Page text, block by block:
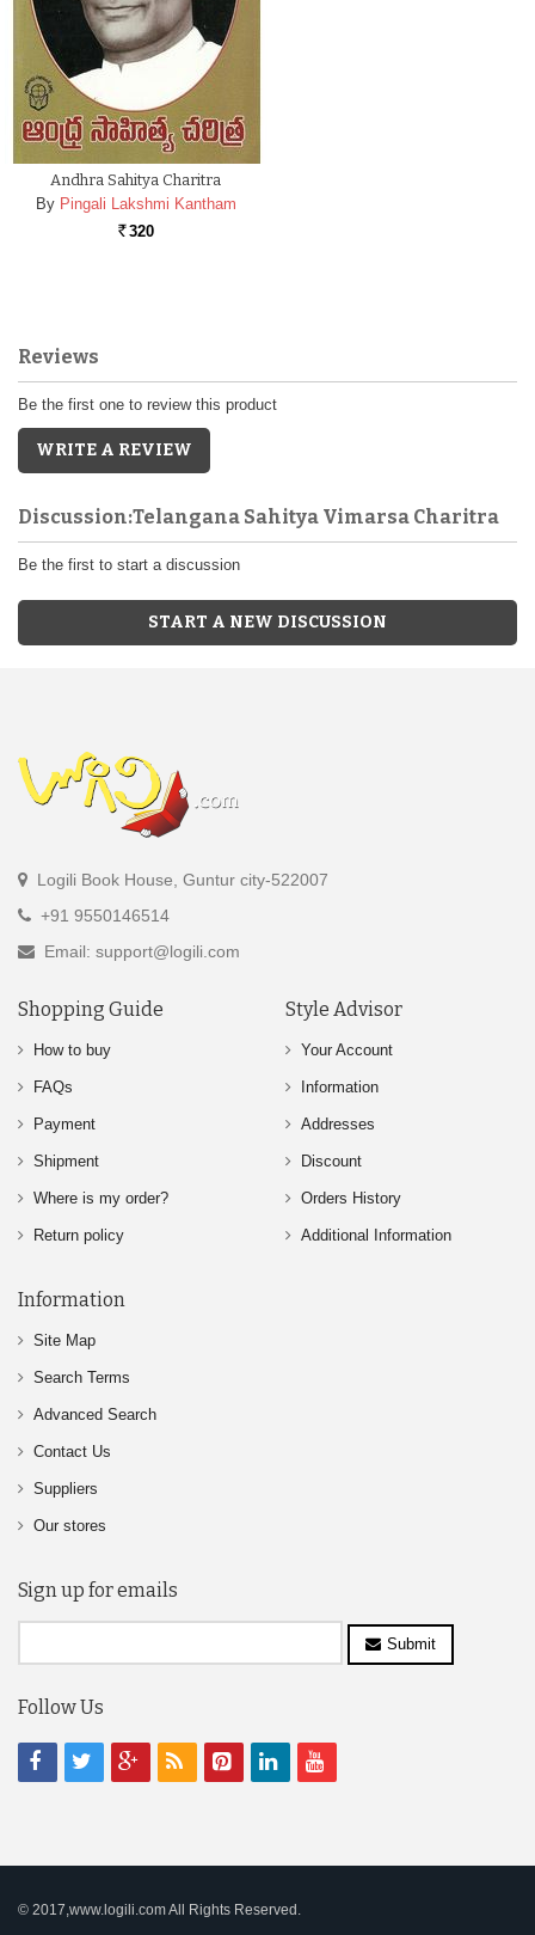
Andhra Sahitya Charitra
By Pingali Lakshmi Kantham
Rs. 320
Reviews
Be the first one to review this product
WRITE A REVIEW
Discussion:Telangana Sahitya Vimarsa Charitra
Be the first to start a discussion
START A NEW DISCUSSION
Logili Book House, Guntur city-522007
+91 9550146514
Email: support@logili.com
Shopping Guide
How to buy
FAQs
Payment
Shipment
Where is my order?
Return policy
Style Advisor
Your Account
Information
Addresses
Discount
Orders History
Additional Information
Information
Site Map
Search Terms
Advanced Search
Contact Us
Suppliers
Our stores
Sign up for emails
Submit
Follow Us
© 2017,www.logili.com All Rights Reserved.